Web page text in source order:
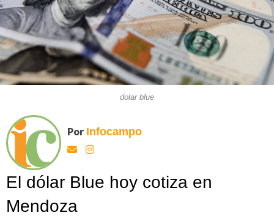
dolar blue
Por Infocampo
El dólar Blue hoy cotiza en
Mendoza